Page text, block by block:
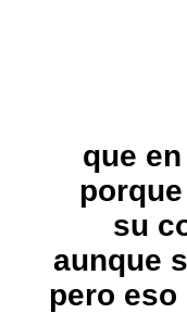
que
su
aunque
pero eso